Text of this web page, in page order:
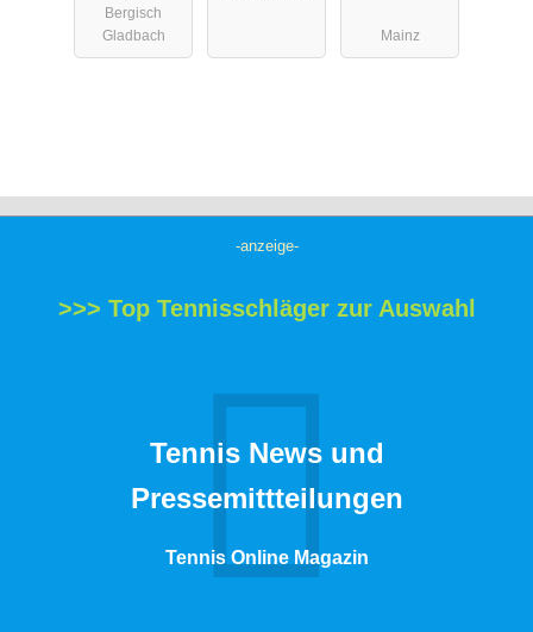
Bergisch
Gladbach
Mainz
-anzeige-
>>> Top Tennisschläger zur Auswahl
Tennis News und
Pressemittteilungen
Tennis Online Magazin